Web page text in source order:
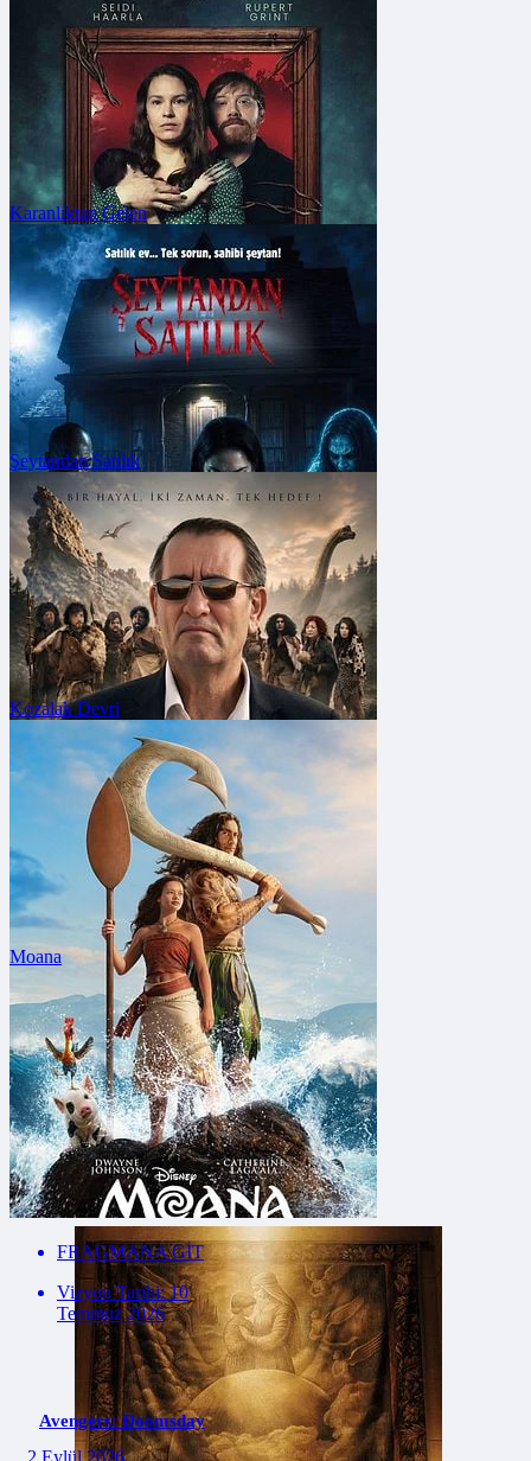
FRAGMANA GİT
Vizyon Tarihi: 19 Haziran
2026
FRAGMANA GİT
Vizyon Tarihi: 7 Ağustos
2026
FRAGMANA GİT
Vizyon Tarihi: 7 Ağustos
2026
Karanlıktan Gelen
FRAGMANA GİT
Vizyon Tarihi: 7 Ağustos
2026
Şeytandan Satılık
FRAGMANA GİT
Vizyon Tarihi: 7 Ağustos
2026
Kozalak Devri
FRAGMANA GİT
Vizyon Tarihi: 10
Temmuz 2026
Moana
ÇOK YAKINDA
18 Aralık 2026
Avengers: Doomsday
2 Eylül 2026